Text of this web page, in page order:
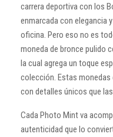
carrera deportiva con los
enmarcada con elegancia
oficina. Pero eso no es
moneda de bronce pulido
la cual agrega un toque
colección. Estas monedas
con detalles únicos que
Cada Photo Mint va
autenticidad que lo